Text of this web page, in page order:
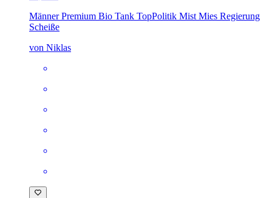
Männer Premium Bio Tank TopPolitik Mist Mies Regierung
Scheiße
von Niklas